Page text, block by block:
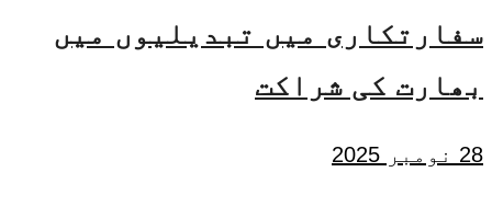
سفارتکاری میں تبدیلیوں میں
بھارت کی شراکت
28 نومبر 2025